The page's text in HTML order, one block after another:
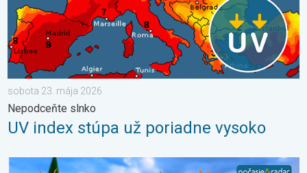
sobota 23. mája 2026
Nepodceňte slnko
UV index stúpa už poriadne vysoko
Žatva, dovolenky a najteplejšie počasie. Mesiac júl. . . sobota